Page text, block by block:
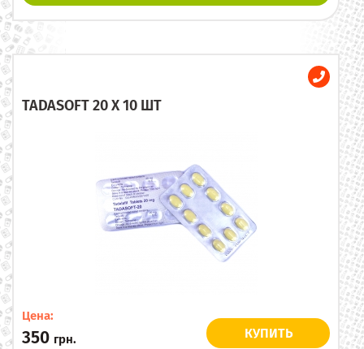
TADASOFT 20 X 10 ШТ
Цена:
350 грн. КУПИТЬ